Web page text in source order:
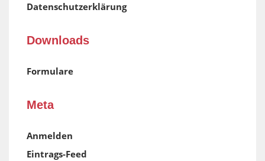
Datenschutzerklärung
Downloads
Formulare
Meta
Anmelden
Eintrags-Feed